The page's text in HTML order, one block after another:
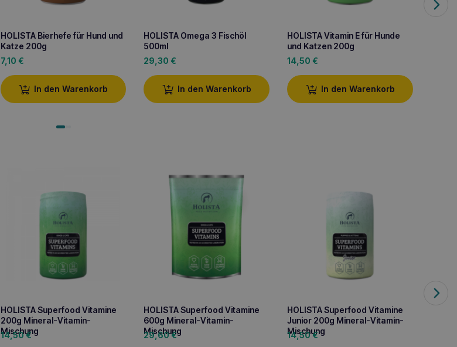
HOLISTA Bierhefe für Hund und
Katze 200g
7,10 €
In den Warenkorb
HOLISTA Omega 3 Fischöl
500ml
29,30 €
In den Warenkorb
HOLISTA Vitamin E für Hunde
und Katzen 200g
14,50 €
In den Warenkorb
HOLISTA Superfood Vitamine
200g Mineral-Vitamin-
Mischung
14,50€
HOLISTA Superfood Vitamine
600g Mineral-Vitamin-
Mischung
29,60€
HOLISTA Superfood Vitamine
Junior 200g Mineral-Vitamin-
Mischung
14,50€